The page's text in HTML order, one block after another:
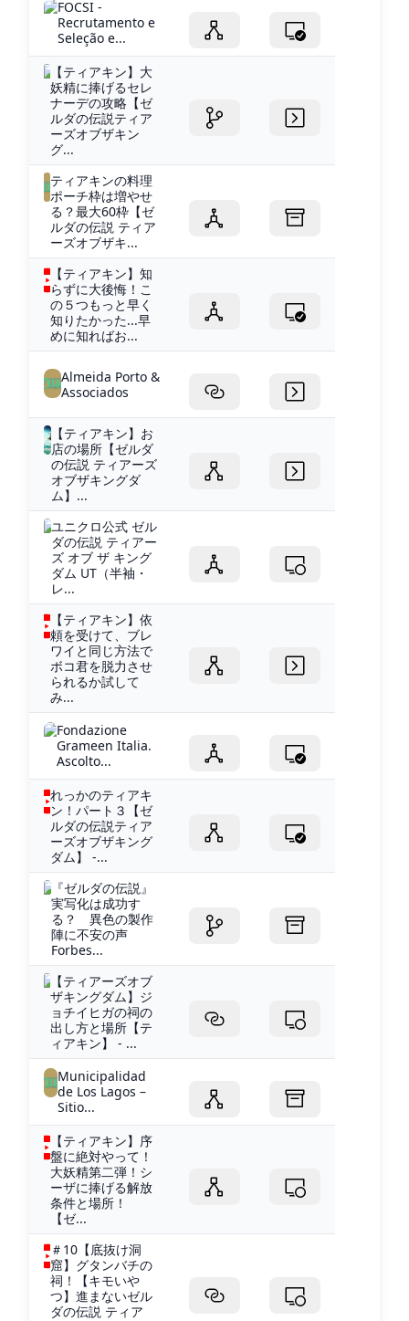
FOCSI -
Recrutamento e
Seleção e...
【ティアキン】大
妖精に捧げるセレ
ナーデの攻略【ゼ
ルダの伝説ティア
ーズオブザキン
グ...
ティアキンの料理
ポーチ枠は増やせ
る？最大60枠【ゼ
ルダの伝説 ティア
ーズオブザキ...
【ティアキン】知
らずに大後悔！こ
の５つもっと早く
知りたかった...早
めに知ればお...
Almeida Porto &
Associados
【ティアキン】お
店の場所【ゼルダ
の伝説 ティアーズ
オブザキングダ
ム】...
ユニクロ公式 ゼル
ダの伝説 ティアー
ズ オブ ザ キング
ダム UT（半袖・
レ...
【ティアキン】依
頼を受けて、ブレ
ワイと同じ方法で
ボコ君を脱力させ
られるか試して
み...
Fondazione
Grameen Italia.
Ascolto...
れっかのティアキ
ン！パート３【ゼ
ルダの伝説ティア
ーズオブザキング
ダム】 -...
『ゼルダの伝説』
実写化は成功す
る？ 異色の製作
陣に不安の声
Forbes...
【ティアーズオブ
ザキングダム】ジ
ョチイヒガの祠の
出し方と場所【テ
ィアキン】 - ...
Municipalidad
de Los Lagos –
Sitio...
【ティアキン】序
盤に絶対やって！
大妖精第二弾！シ
ーザに捧げる解放
条件と場所！
【ゼ...
＃10【底抜け洞
窟】グタンバチの
祠！【キモいや
つ】進まないゼル
ダの伝説 ティア